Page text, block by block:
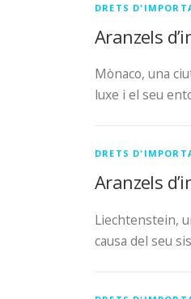
DRETS
Aranzels
Mònaco, una
luxe i el seu
DRETS
Aranzels
Liechtenstein,
causa del seu